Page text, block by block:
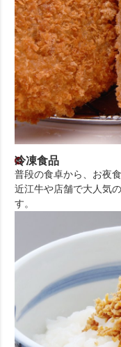
冷凍食品
普段の食卓から、お夜
近江牛や店舗で大人気
す。